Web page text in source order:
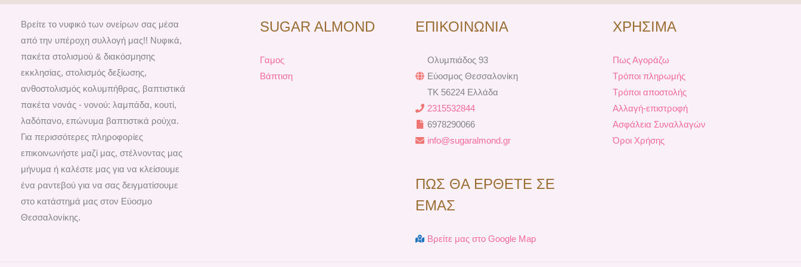
o
r
g
a
m
b
Βρείτε το νυφικό των ονείρων σας μέσα
από την υπέροχη συλλογή μας!! Νυφικά,
πακέτα στολισμού & διακόσμησης
εκκλησίας, στολισμός δεξίωσης,
ανθοστολισμός κολυμπήθρας, βαπτιστικά
πακέτα νονάς - νονού: λαμπάδα, κουτί,
λαδόπανο, επώνυμα βαπτιστικά ρούχα.
Για περισσότερες πληροφορίες
επικοινωνήστε μαζί μας, στέλνοντας μας
μήνυμα ή καλέστε μας για να κλείσουμε
ένα ραντεβού για να σας δειγματίσουμε
στο κατάστημά μας στον Εύοσμο
Θεσσαλονίκης.
SUGAR ALMOND
Γαμος
Βάπτιση
ΕΠΙΚΟΙΝΩΝΙΑ
Ολυμπιάδος 93
Εύοσμος Θεσσαλονίκη
TK 56224 Ελλάδα
2315532844
6978290066
info@sugaralmond.gr
ΠΩΣ ΘΑ ΕΡΘΕΤΕ ΣΕ
ΕΜΑΣ
Βρείτε μας στο Google Map
ΧΡΗΣΙΜΑ
Πως Αγοράζω
Τρόποι πληρωμής
Τρόποι αποστολής
Αλλαγή-επιστροφή
Ασφάλεια Συναλλαγών
Όροι Χρήσης